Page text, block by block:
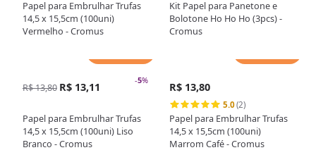
Papel para Embrulhar Trufas
14,5 x 15,5cm (100uni)
Vermelho - Cromus
Kit Papel para Panetone e
Bolotone Ho Ho Ho (3pcs) -
Cromus
-5%
R$ 13,80 R$ 13,11
Papel para Embrulhar Trufas
14,5 x 15,5cm (100uni) Liso
Branco - Cromus
R$ 13,80
5.0(2)
Papel para Embrulhar Trufas
14,5 x 15,5cm (100uni)
Marrom Café - Cromus